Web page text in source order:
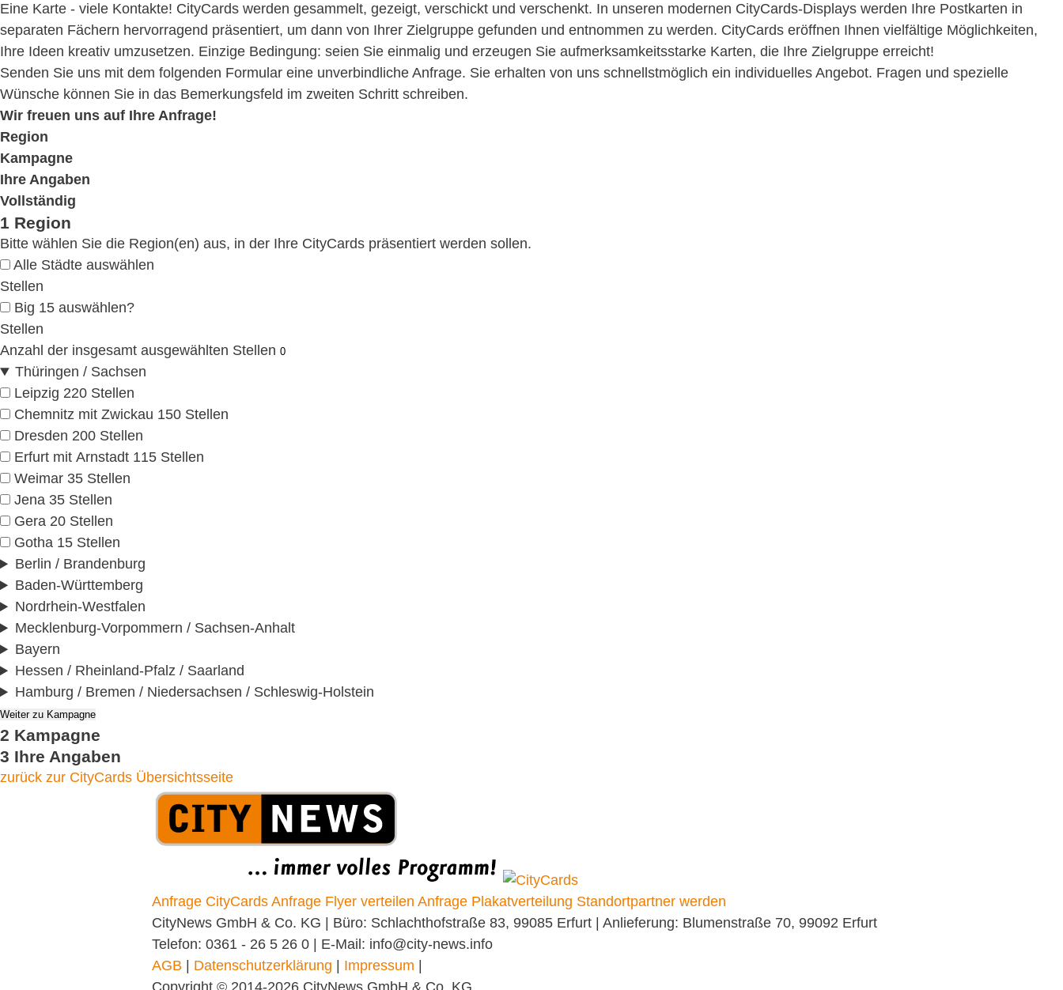
Eine Karte - viele Kontakte! CityCards werden gesammelt, gezeigt, verschickt und verschenkt. In unseren modernen CityCards-Displays werden Ihre Postkarten in
separaten Fächern hervorragend präsentiert, um dann von Ihrer Zielgruppe gefunden und entnommen zu werden. CityCards eröffnen Ihnen vielfältige Möglichkeiten,
Ihre Ideen kreativ umzusetzen. Einzige Bedingung: seien Sie einmalig und erzeugen Sie aufmerksamkeitsstarke Karten, die Ihre Zielgruppe erreicht!
Senden Sie uns mit dem folgenden Formular eine unverbindliche Anfrage. Sie erhalten von uns schnellstmöglich ein individuelles Angebot. Fragen und spezielle
Wünsche können Sie in das Bemerkungsfeld im zweiten Schritt schreiben.
Wir freuen uns auf Ihre Anfrage!
Region
Kampagne
Ihre Angaben
Vollständig
1 Region
Bitte wählen Sie die Region(en) aus, in der Ihre CityCards präsentiert werden sollen.
Alle Städte auswählen
Stellen
Big 15 auswählen?
Stellen
Anzahl der insgesamt ausgewählten Stellen
Thüringen / Sachsen
Leipzig 220 Stellen
Chemnitz mit Zwickau 150 Stellen
Dresden 200 Stellen
Erfurt mit Arnstadt 115 Stellen
Weimar 35 Stellen
Jena 35 Stellen
Gera 20 Stellen
Gotha 15 Stellen
Berlin / Brandenburg
Baden-Württemberg
Nordrhein-Westfalen
Mecklenburg-Vorpommern / Sachsen-Anhalt
Bayern
Hessen / Rheinland-Pfalz / Saarland
Hamburg / Bremen / Niedersachsen / Schleswig-Holstein
2 Kampagne
3 Ihre Angaben
zurück zur CityCards Übersichtsseite
Anfrage CityCards Anfrage Flyer verteilen Anfrage Plakatverteilung Standortpartner werden
CityNews GmbH & Co. KG | Büro: Schlachthofstraße 83, 99085 Erfurt | Anlieferung: Blumenstraße 70, 99092 Erfurt
Telefon: 0361 - 26 5 26 0 | E-Mail: info@city-news.info
AGB
Datenschutzerklärung Impressum